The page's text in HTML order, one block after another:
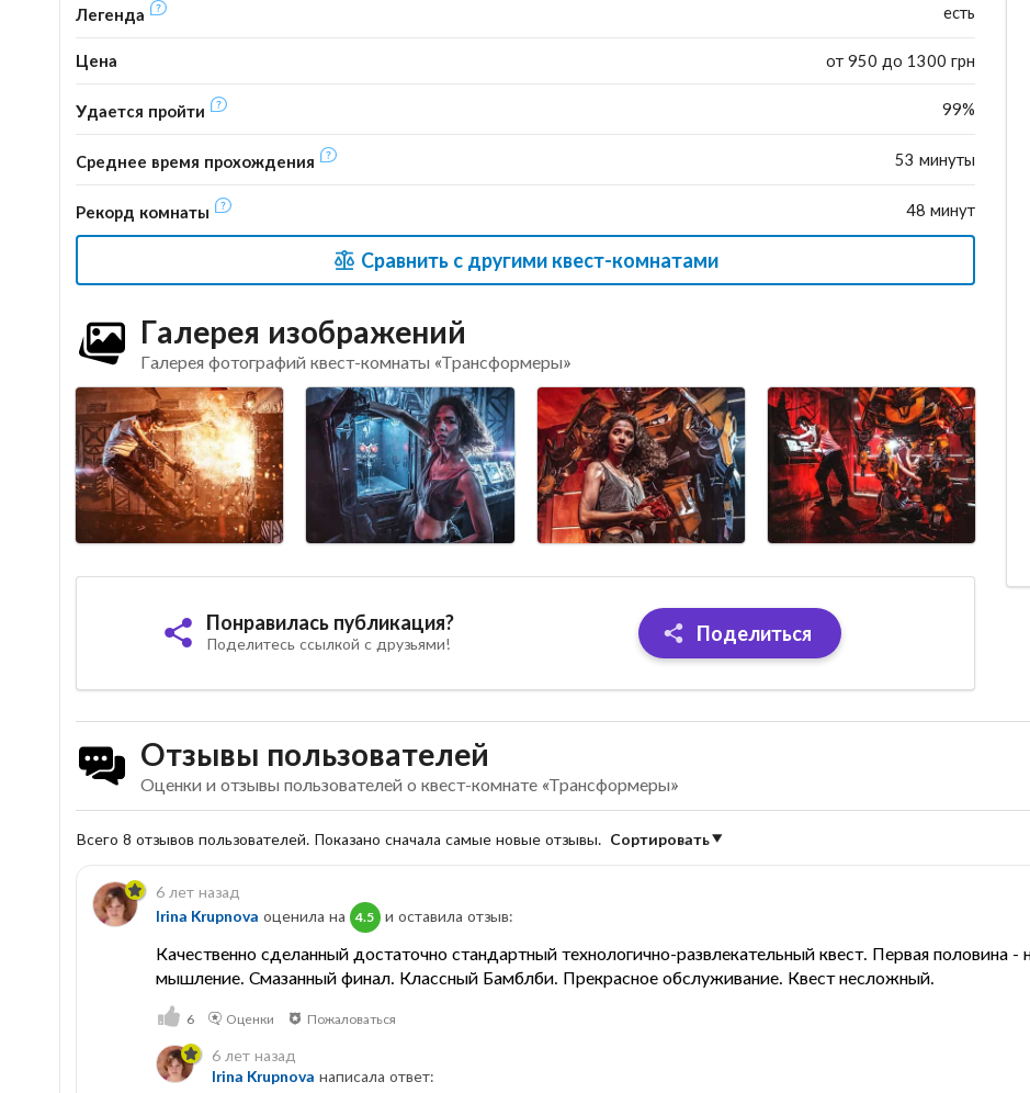
Легенда есть
Цена от 950 до 1300 грн
Удается пройти 99%
Среднее время прохождения 53 минуты
Рекорд комнаты 48 минут
Сравнить с другими квест-комнатами
Галерея изображений
Галерея фотографий квест-комнаты «Трансформеры»
Понравилась публикация?
Поделитесь ссылкой с друзьями! Поделиться
Отзывы пользователей
Оценки и отзывы пользователей о квест-комнате «Трансформеры»
Всего 8 отзывов пользователей. Показано сначала самые новые отзывы. Сортировать
6 лет назад
Irina Krupnova оценила на 4.5 и оставила отзыв:
Качественно сделанный достаточно стандартный технологично-развлекательный квест. Первая половина -
мышление. Смазанный финал. Классный Бамблби. Прекрасное обслуживание. Квест несложный.
6 Оценки Пожаловаться
6 лет назад
Irina Krupnova написала ответ: